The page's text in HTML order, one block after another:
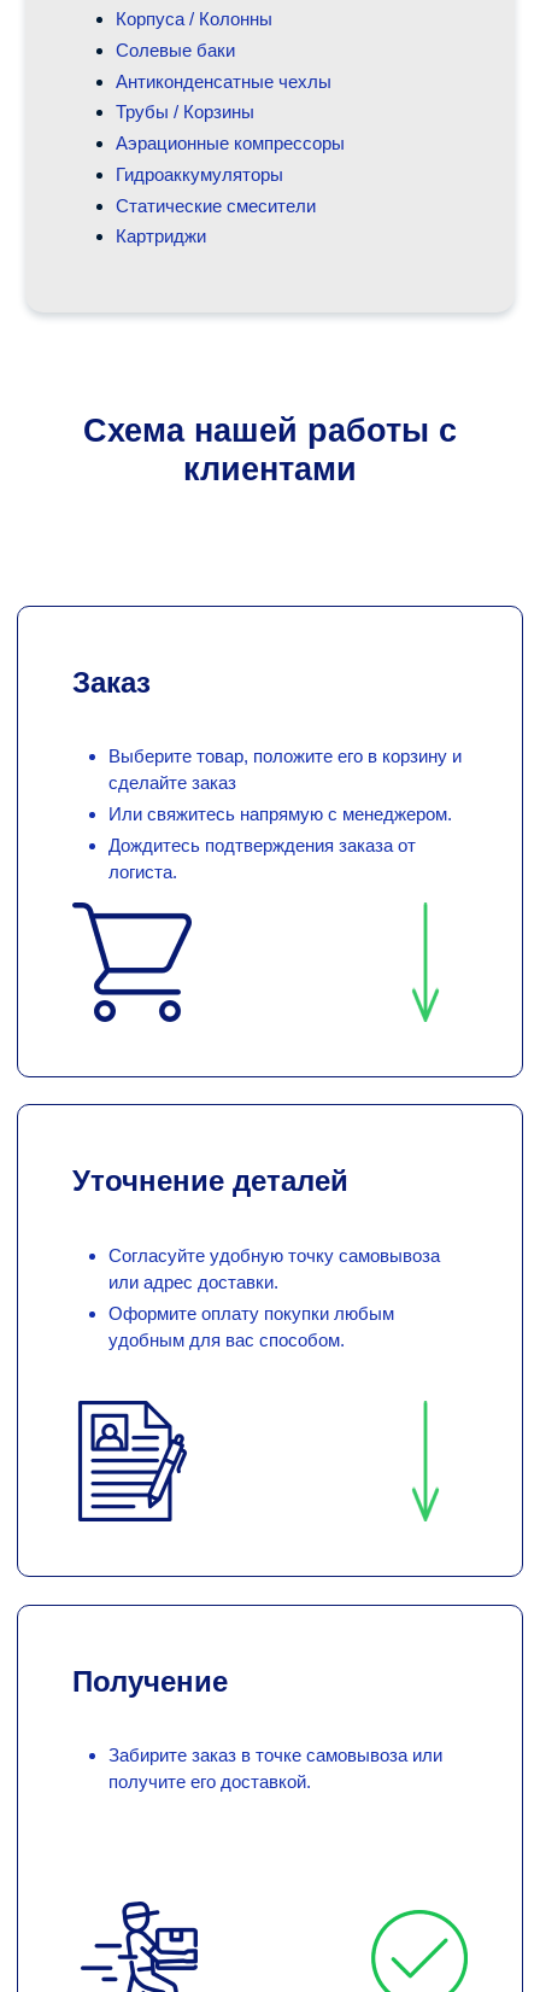
Корпуса / Колонны
Солевые баки
Антиконденсатные чехлы
Трубы / Корзины
Аэрационные компрессоры
Гидроаккумуляторы
Статические смесители
Картриджи
Схема нашей работы с
клиентами
Заказ
Выберите товар, положите его в корзину и
сделайте заказ
Или свяжитесь напрямую с менеджером.
Дождитесь подтверждения заказа от
логиста.
Уточнение деталей
Согласуйте удобную точку самовывоза
или адрес доставки.
Оформите оплату покупки любым
удобным для вас способом.
Получение
Забирите заказ в точке самовывоза или
получите его доставкой.